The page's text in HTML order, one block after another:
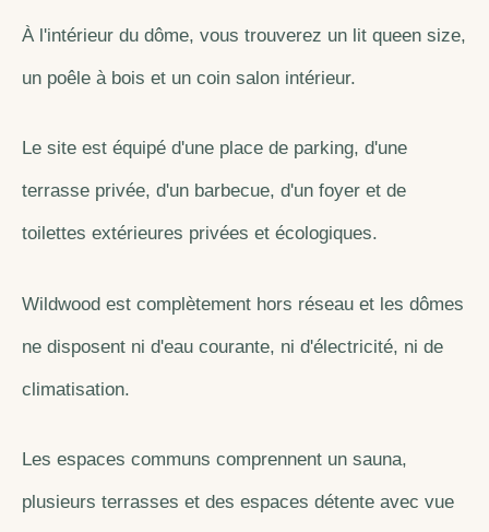
À l'intérieur du dôme, vous trouverez un lit queen size,
un poêle à bois et un coin salon intérieur.
Le site est équipé d'une place de parking, d'une
terrasse privée, d'un barbecue, d'un foyer et de
toilettes extérieures privées et écologiques.
Wildwood est complètement hors réseau et les dômes
ne disposent ni d'eau courante, ni d'électricité, ni de
climatisation.
Les espaces communs comprennent un sauna,
plusieurs terrasses et des espaces détente avec vue